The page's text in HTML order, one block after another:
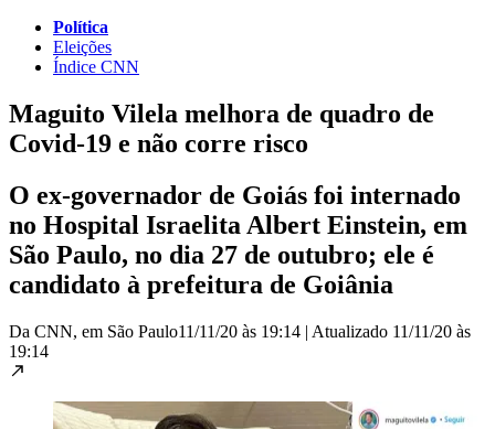
Política
Eleições
Índice CNN
Maguito Vilela melhora de quadro de
Covid-19 e não corre risco
O ex-governador de Goiás foi internado
no Hospital Israelita Albert Einstein, em
São Paulo, no dia 27 de outubro; ele é
candidato à prefeitura de Goiânia
Da CNN, em São Paulo11/11/20 às 19:14 | Atualizado 11/11/20 às
19:14